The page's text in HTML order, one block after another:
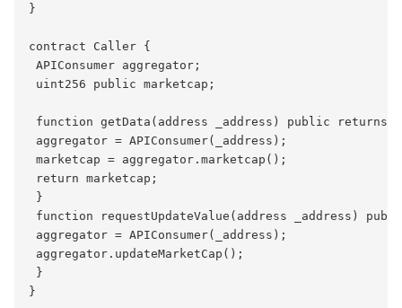
}
contract Caller {
APIConsumer aggregator;
uint256 public marketcap;
function getData(address _address) public
aggregator = APIConsumer(_address);
marketcap = aggregator.marketcap();
return marketcap;
}
function requestUpdateValue(address _address)
aggregator = APIConsumer(_address);
aggregator.updateMarketCap();
}